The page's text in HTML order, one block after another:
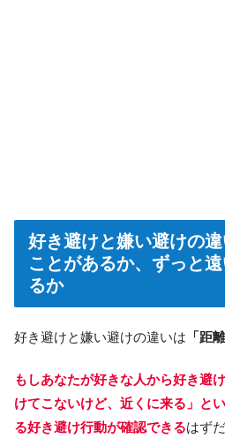
好き避けと嫌い避けの
ことがあるか、ずっと
るか
好き避けと嫌い避けの違いは 「距
もしあなたが好きな人から好き避
けてこないけど、近くに来る」と
る好き避け行動が確認できるはずだ